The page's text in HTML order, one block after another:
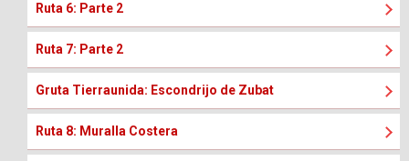
Ruta 6: Parte 2
Ruta 7: Parte 2
Gruta Tierraunida: Escondrijo de Zubat
Ruta 8: Muralla Costera